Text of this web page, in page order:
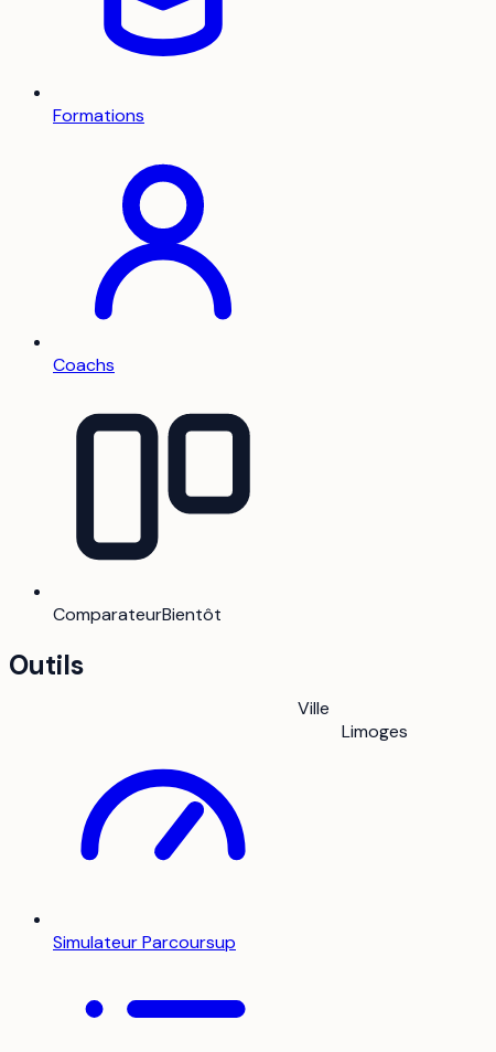
Formations
Coachs
ComparateurBientôt
Outils
Simulateur Parcoursup
Ville
Limoges